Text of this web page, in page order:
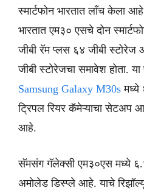
स्मार्टफोन भारतात लाँच केला
भारतात एम३० एसचे दोन
जीबी रॅम प्लस ६४ जीबी स्टोरेज
जीबी स्टोरेजचा समावेश होता.
Samsung Galaxy M30s मध्ये
ट्रिपल रियर कॅमेऱ्याचा सेटअप
आहे.
सॅमसंग गॅलेक्सी एम३०एस मध्ये
अमोलेड डिस्प्ले आहे. याचे